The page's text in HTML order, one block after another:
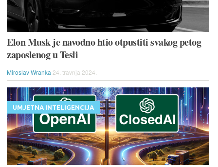
Elon Musk je navodno htio otpustiti svakog petog
zaposlenog u Tesli
Miroslav Wranka 24. travnja 2024.
UMJETNA INTELIGENCIJA